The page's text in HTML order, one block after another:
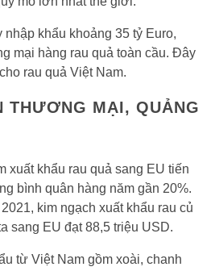
khẩu khoảng 35 tỷ Euro,
mại hàng rau quả toàn cầu. Đây
rau quả Việt Nam.
THƯƠNG MẠI, QUẢNG
xuất khẩu rau quả sang EU tiến
bình quân hàng năm gần 20%.
kim ngạch xuất khẩu rau củ
sang EU đạt 88,5 triệu USD.
từ Việt Nam gồm xoài, chanh